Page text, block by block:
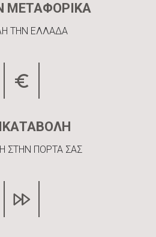
ΜΕΤΑΦΟΡΙΚΑ
ΤΗΝ ΕΛΛΑΔΑ
ΣΤΗΝ ΠΟΡΤΑ ΣΑΣ